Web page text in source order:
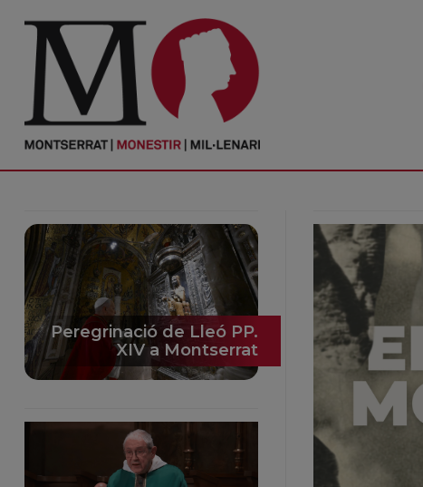
PORTADA
Monestir
Actualitat
Fundació
Visita'ns
Ofrenes
Peregrinació de Lleó PP.
XIV a Montserrat